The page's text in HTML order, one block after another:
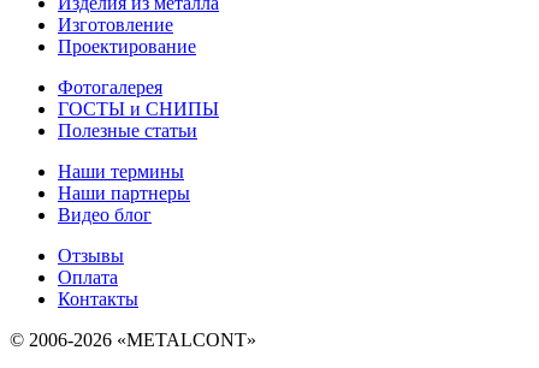
Изготовление
Проектирование
Фотогалерея
ГОСТЫ и СНИПЫ
Полезные статьи
Наши термины
Наши партнеры
Видео блог
Отзывы
Оплата
Контакты
© 2006-2026 «METALCONT»